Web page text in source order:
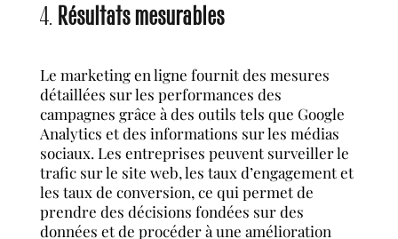
4. Résultats mesurables
Le marketing en ligne fournit des mesures
détaillées sur les performances des
campagnes grâce à des outils tels que Google
Analytics et des informations sur les médias
sociaux. Les entreprises peuvent surveiller le
trafic sur le site web, les taux d’engagement et
les taux de conversion, ce qui permet de
prendre des décisions fondées sur des
données et de procéder à une amélioration